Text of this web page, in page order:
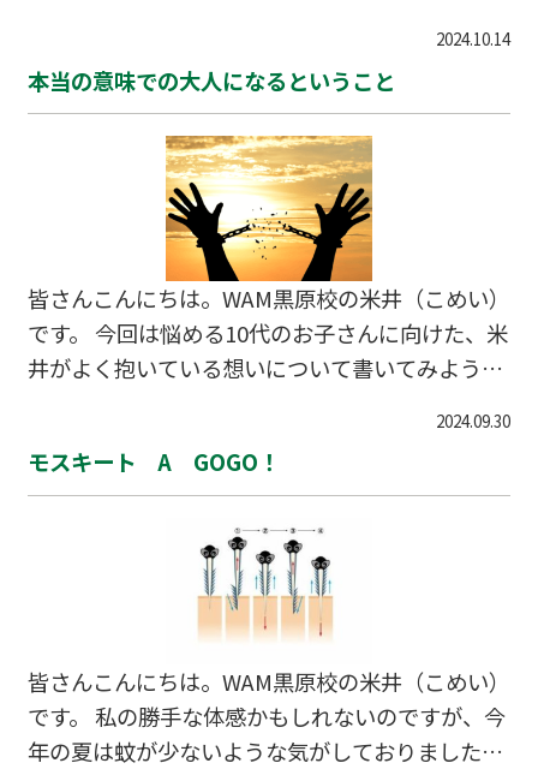
ょうか？？ そして最近よく耳にするようになった
「闇バイト」の事件。 主に強盗が多いみたいです
ね・・・ でも皆さん気になりません？？ なんで
お金を持っている家を知ってるのだろう・・・
と。 米井はめっちゃ気になりました。 ※決して
皆さんの恐怖心を煽るものではないですので、ご
容赦下さい。 だってアルバイトを募集するってこ
とは、普通に考えると、高額な報酬を支払ってで
もそれ以上に雇い主が…
2024.10.14
本当の意味での大人になるということ
皆さんこんにちは。WAM黒原校の米井（こめい）
です。 今回は悩める10代のお子さんに向けた、米
井がよく抱いている想いについて書いてみようか
グライターのスガシカオさんをご存じでしょう
か。 スガシカオさんといえば、SMAPの「夜空ノ
ムコウ」という曲の作詞を手掛けたことで有名か
と思います。 彼は元々サラリーマンだったのです
が、脱サラして30歳頃にデビューを果たしたとい
うどちらかというと遅咲きのアーティストさんで
す。 そんな彼の曲で「Progress」というのがあり
ます。 そしてこの曲、なんと驚くことに中学校の
道徳の教科書に掲載されてるんです！ 何が驚き
っ…
2024.09.30
モスキート A GOGO！
皆さんこんにちは。WAM黒原校の米井（こめい）
です。 私の勝手な体感かもしれないのですが、今
年の夏は蚊が少ないような気がしておりました。